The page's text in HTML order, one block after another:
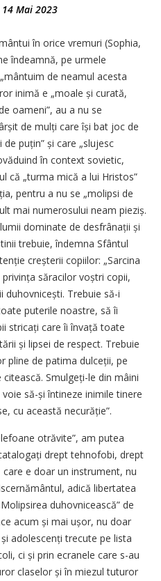
14 Mai 2023
în orice vremuri (Sophia,
îndeamnă, pe urmele
de neamul acesta
inimă e „moale și curată,
oameni”, au a nu se
de mulți care își bat joc de
puțin” și care „slujesc
în context sovietic,
că „turma mică a lui Hristos”
pentru a nu se „molipsi de
mai numerosului neam pieziș.
dominate de desfrânații și
trebuie, îndemna Sfântul
creș­terii copiilor: „Sarcina
săracilor voștri copii,
duhov­nicești. Trebuie să-i
puterile noastre, să îi
stricați care îi învață toate
și lipsei de respect. Trebuie
pline de patima dulceții, pe
Smulgeți-le din mâini
să-și întineze inimile tinere
cu această necurăție”.
otrăvite”, am putea
drept tehnofobi, drept
e doar un instrument, nu
adică libertatea
duhovnicească” de
acum și mai ușor, nu doar
adoles­cenți trecute pe lista
ci și prin ecranele care s-au
claselor și în miezul tuturor